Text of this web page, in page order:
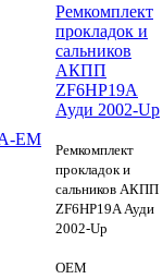
EM
Ремкомплект
прокладок и
сальников
АКПП
ZF6HP19A
Ауди 2002-Up
Ремкомплект
прокладок и
сальников АКПП
ZF6HP19A Ауди
2002-Up
OEM